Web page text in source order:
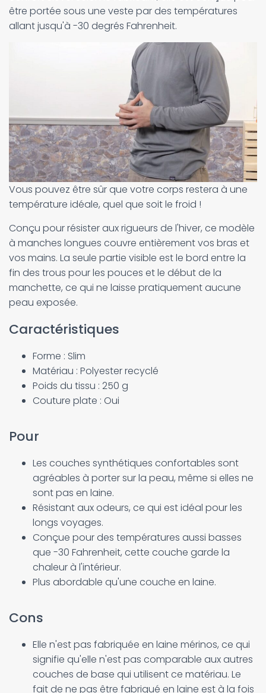
être portée sous une veste par des températures
allant jusqu'à -30 degrés Fahrenheit.
Vous pouvez être sûr que votre corps restera à une
température idéale, quel que soit le froid !
Conçu pour résister aux rigueurs de l'hiver, ce modèle
à manches longues couvre entièrement vos bras et
vos mains. La seule partie visible est le bord entre la
fin des trous pour les pouces et le début de la
manchette, ce qui ne laisse pratiquement aucune
peau exposée.
Caractéristiques
Forme : Slim
Matériau : Polyester recyclé
Poids du tissu : 250 g
Couture plate : Oui
Pour
Les couches synthétiques confortables sont
agréables à porter sur la peau, même si elles ne
sont pas en laine.
Résistant aux odeurs, ce qui est idéal pour les
longs voyages.
Conçue pour des températures aussi basses
que -30 Fahrenheit, cette couche garde la
chaleur à l'intérieur.
Plus abordable qu'une couche en laine.
Cons
Elle n'est pas fabriquée en laine mérinos, ce qui
signifie qu'elle n'est pas comparable aux autres
couches de base qui utilisent ce matériau. Le
fait de ne pas être fabriqué en laine est à la fois